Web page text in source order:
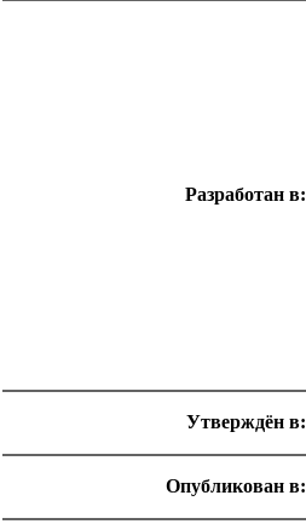
Разработан в:
Утверждён в:
Опубликован в: